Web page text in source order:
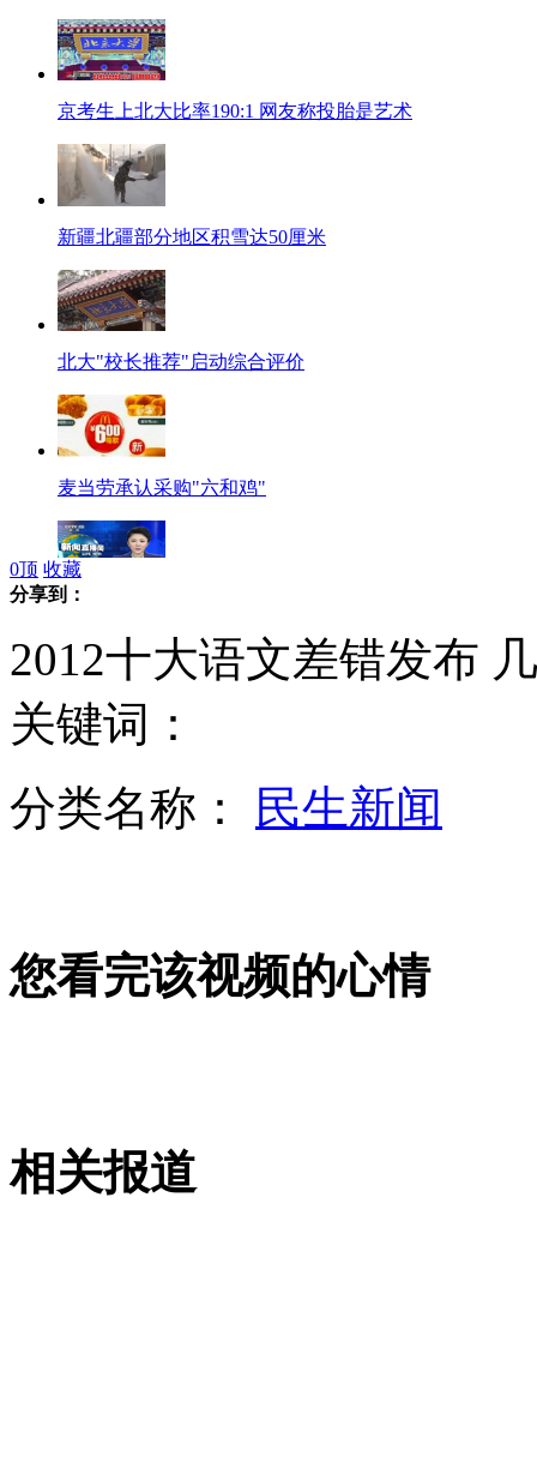
京考生上北大比率190:1 网友称投胎是艺术
新疆北疆部分地区积雪达50厘米
北大"校长推荐"启动综合评价
麦当劳承认采购"六和鸡"
安徽阜阳"托举哥"寒风中撑光缆
实拍男子被高压电击中起火恐怖瞬间
0顶 收藏
分享到：
2012十大语文差错发布
关键词：
分类名称：
民生新闻
您看完该视频的心情
相关报道